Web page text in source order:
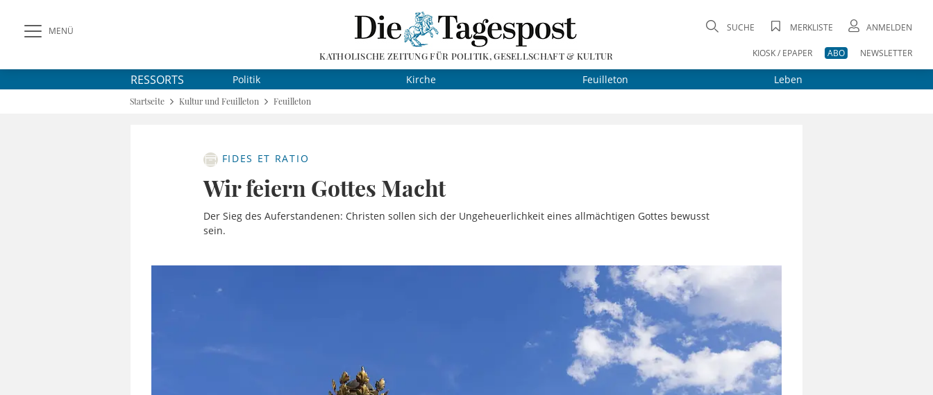
MENÜ
KATHOLISCHE ZEITUNG FÜR POLITIK, GESELLSCHAFT & KULTUR
SUCHE MERKLISTE ANMELDEN
KIOSK / EPAPER ABO NEWSLETTER
RESSORTS Politik Kirche Feuilleton Leben
Startseite Kultur und Feuilleton Feuilleton
FIDES ET RATIO
Wir feiern Gottes Macht
Der Sieg des Auferstandenen: Christen sollen sich der Ungeheuerlichkeit eines allmächtigen Gottes bewusst
sein.